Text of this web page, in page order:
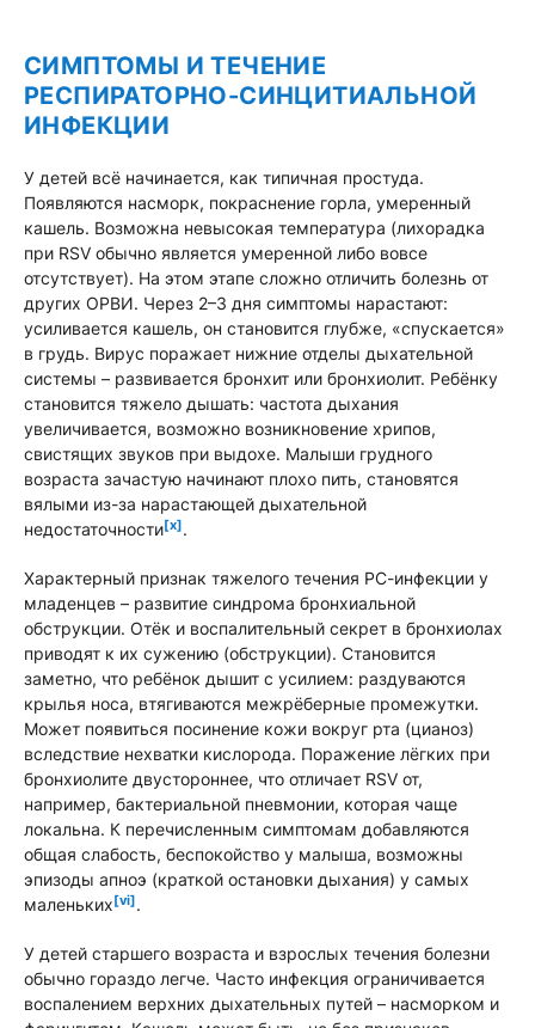
СИМПТОМЫ И ТЕЧЕНИЕ
РЕСПИРАТОРНО-СИНЦИТИАЛЬНОЙ
ИНФЕКЦИИ
У детей всё начинается, как типичная простуда.
Появляются насморк, покраснение горла, умеренный
кашель. Возможна невысокая температура (лихорадка
при RSV обычно является умеренной либо вовсе
отсутствует). На этом этапе сложно отличить болезнь от
других ОРВИ. Через 2–3 дня симптомы нарастают:
усиливается кашель, он становится глубже, «спускается»
в грудь. Вирус поражает нижние отделы дыхательной
системы – развивается бронхит или бронхиолит. Ребёнку
становится тяжело дышать: частота дыхания
увеличивается, возможно возникновение хрипов,
свистящих звуков при выдохе. Малыши грудного
возраста зачастую начинают плохо пить, становятся
вялыми из-за нарастающей дыхательной
недостаточности[x].
Характерный признак тяжелого течения РС-инфекции у
младенцев – развитие синдрома бронхиальной
обструкции. Отёк и воспалительный секрет в бронхиолах
приводят к их сужению (обструкции). Становится
заметно, что ребёнок дышит с усилием: раздуваются
крылья носа, втягиваются межрёберные промежутки.
Может появиться посинение кожи вокруг рта (цианоз)
вследствие нехватки кислорода. Поражение лёгких при
бронхиолите двустороннее, что отличает RSV от,
например, бактериальной пневмонии, которая чаще
локальна. К перечисленным симптомам добавляются
общая слабость, беспокойство у малыша, возможны
эпизоды апноэ (краткой остановки дыхания) у самых
маленьких[vi].
У детей старшего возраста и взрослых течения болезни
обычно гораздо легче. Часто инфекция ограничивается
воспалением верхних дыхательных путей – насморком и